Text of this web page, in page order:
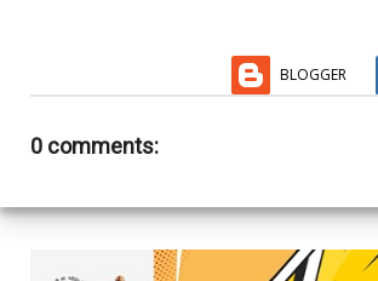
BLOGGER
0 comments: